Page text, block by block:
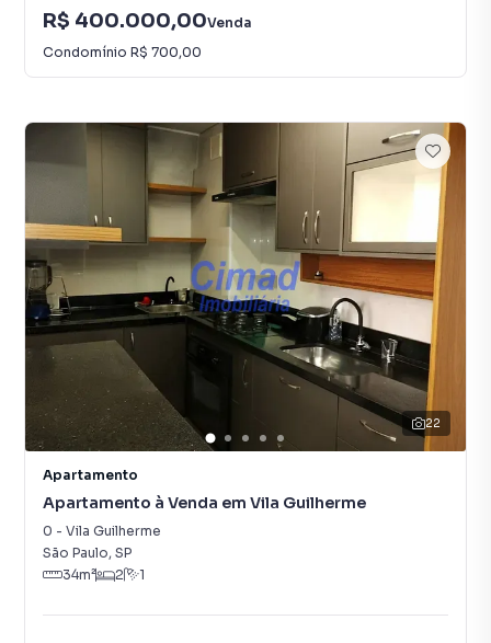
R$ 400.000,00Venda
Condomínio R$ 700,00
22
Apartamento
Apartamento à Venda em Vila Guilherme
0 - Vila Guilherme
São Paulo, SP
34m² 2 1